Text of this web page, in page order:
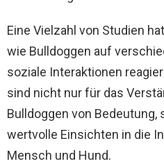
Eine Vielzahl von Studien
wie Bulldoggen auf
soziale Interaktionen
sind nicht nur für das
Bulldoggen von Bedeutung,
wertvolle Einsichten in die
Mensch und Hund.